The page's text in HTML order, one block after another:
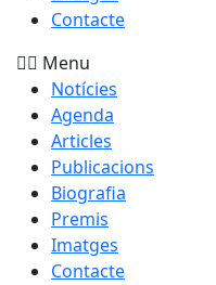
Contacte
Menu
Notícies
Agenda
Articles
Publicacions
Biografia
Premis
Imatges
Contacte